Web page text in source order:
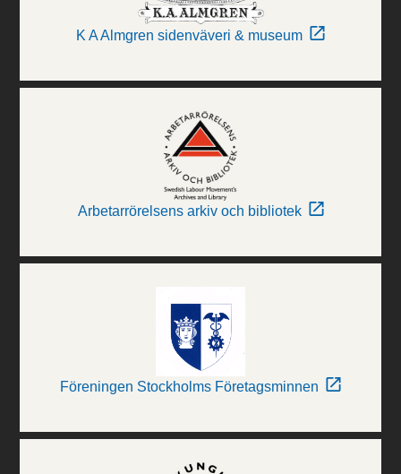
K A Almgren sidenväveri & museum
Arbetarrörelsens arkiv och bibliotek
Föreningen Stockholms Företagsminnen